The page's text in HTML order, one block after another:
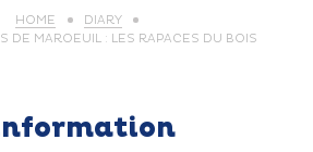
HOME
DIARY
DE MAROEUIL : LES RAPACES DU BOIS